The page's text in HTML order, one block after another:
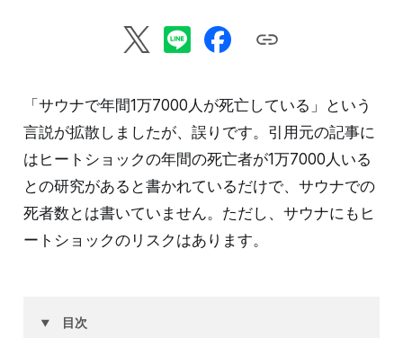
「サウナで年間1万7000人が死亡している」という
言説が拡散しましたが、誤りです。引用元の記事に
はヒートショックの年間の死亡者が1万7000人いる
との研究があると書かれているだけで、サウナでの
死者数とは書いていません。ただし、サウナにもヒ
ートショックのリスクはあります。
目次